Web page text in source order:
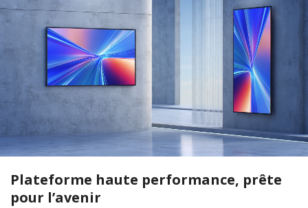
Plateforme haute performance, prête
pour l’avenir